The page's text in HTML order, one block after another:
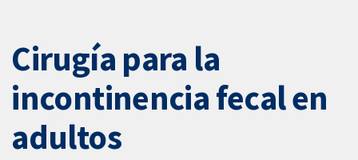
Cirugía para la
incontinencia fecal en
adultos